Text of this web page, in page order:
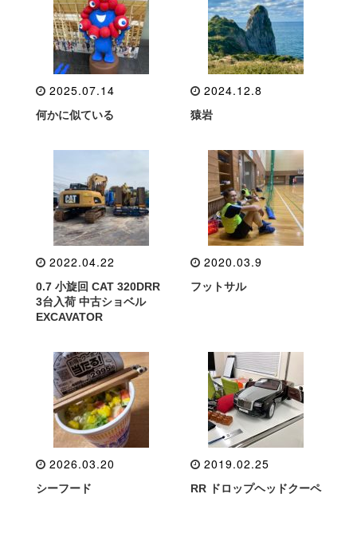
2025.07.14
何かに似ている
2024.12.8
猿岩
2022.04.22
0.7 小旋回 CAT 320DRR
3台入荷 中古ショベル
EXCAVATOR
2020.03.9
フットサル
2026.03.20
シーフード
2019.02.25
RR ドロップヘッドクーペ